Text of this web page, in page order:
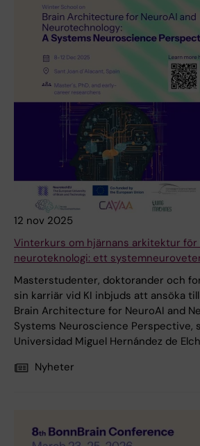
12 nov 2025
Vinterkurs om hjärnans arkitektur för
neuroteknologi: ett
Masterstudenter, doktorander och
sin karriär vid KI inbjuds att ansöka
Brain Architecture for NeuroAI and
Systems Neuroscience Perspective,
Universidad Miguel Hernández de
Nyheter